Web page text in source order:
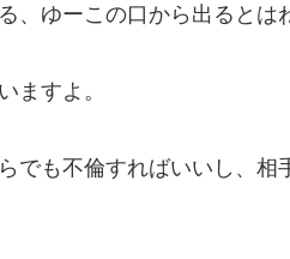
、ゆーこの口から出るとは
ますよ。
でも不倫すればいいし、